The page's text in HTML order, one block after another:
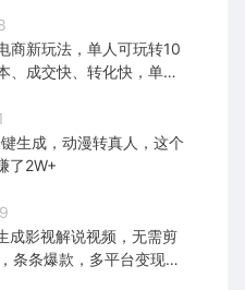
商新玩法，单人可玩转10
、成交快、转化快，单店
生成，动漫转真人，这个
了2W+
成影视解说视频，无需剪
条条爆款，多平台变现日